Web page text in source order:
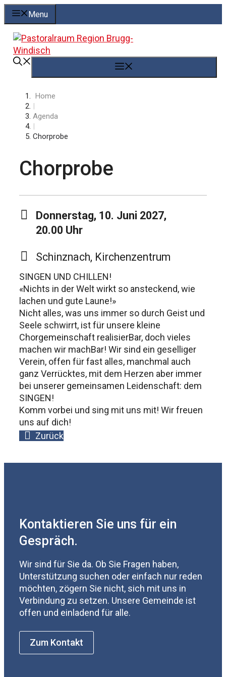
Springe
zum
Inhalt
Menu
Home
|
Agenda
|
Chorprobe
Chorprobe
Donnerstag, 10. Juni 2027,
20.00 Uhr
Schinznach, Kirchenzentrum
SINGEN UND CHILLEN!
«Nichts in der Welt wirkt so ansteckend, wie
lachen und gute Laune!»
Nicht alles, was uns immer so durch Geist und
Seele schwirrt, ist für unsere kleine
Chorgemeinschaft realisierBar, doch vieles
machen wir machBar! Wir sind ein geselliger
Verein, offen für fast alles, manchmal auch
ganz Verrücktes, mit dem Herzen aber immer
bei unserer gemeinsamen Leidenschaft: dem
SINGEN!
Komm vorbei und sing mit uns mit! Wir freuen
uns auf dich!
Zurück
Kontaktieren Sie uns für ein
Gespräch.
Wir sind für Sie da. Ob Sie Fragen haben,
Unterstützung suchen oder einfach nur reden
möchten, zögern Sie nicht, sich mit uns in
Verbindung zu setzen. Unsere Gemeinde ist
offen und einladend für alle.
Zum Kontakt